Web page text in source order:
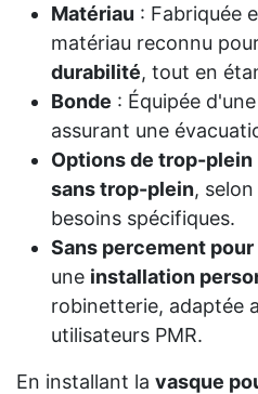
Matériau : Fabriquée
matériau reconnu
durabilité, tout en
Bonde : Équipée
assurant une
Options de trop-plein
sans trop-plein,
besoins spécifiques.
Sans percement
une installation
robinetterie, adaptée
utilisateurs PMR.
En installant la vasque